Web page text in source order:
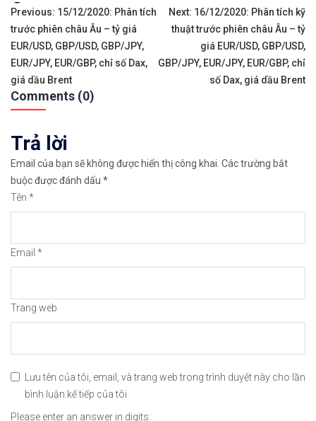
✨🏆𝐀𝐧 𝐭â𝐦 𝐦ở 𝐭à𝐢 𝐤𝐡𝐨ả𝐧 𝐠𝐢𝐚𝐨 𝐝ị𝐜𝐡 𝐁𝐢𝐭𝐜𝐨𝐢𝐧 𝐯à 𝐧𝐡𝐢ề𝐮 𝐥𝐨ạ𝐢
👉𝘔ở 𝘵à𝘪 𝘬𝘩𝘰ả𝘯 𝘵𝘳ê𝘯 𝘴à𝘯 𝘉𝘪𝘯𝘢𝘯𝘤𝘦 𝘯ổ𝘪 𝘵𝘪ế𝘯𝘨:
✅Xem cách mở tài khoản trên sàn Binance được
✅Xem hướng dẫn cách giao dịch Mua – Bán tiền
👉𝘔ở 𝘵à𝘪 𝘬𝘩𝘰ả𝘯 𝘵𝘳ê𝘯 𝘴à𝘯 𝘙𝘦𝘮𝘪𝘵𝘢𝘯𝘰 𝘯ổ𝘪 𝘵𝘪ế𝘯𝘨:
✅Xem cách mở tài khoản trên sàn Remitano dễ
😘Cảm ơn bạn đã xem thông tin😘🍀🤗Chúc bạn
#binance #remitano #bitcoin #tiendientu #tienso
Tags:
Điều
hướng
bài
viết
Previous: 15/12/2020: Phân tích
trước phiên châu Âu – tỷ giá
EUR/USD, GBP/USD, GBP/JPY,
EUR/JPY, EUR/GBP, chỉ số Dax,
giá dầu Brent
Next: 16/12/2020: Phân tích kỹ
thuật trước phiên châu Âu – tỷ
giá EUR/USD, GBP/USD,
GBP/JPY, EUR/JPY, EUR/GBP, chỉ
số Dax, giá dầu Brent
Comments (0)
Trả lời
Email của bạn sẽ không được hiển thị công khai. Các trường bắt
buộc được đánh dấu *
Tên *
Email *
Trang web
Lưu tên của tôi, email, và trang web trong trình duyệt này cho lần
bình luận kế tiếp của tôi.
Please enter an answer in digits: